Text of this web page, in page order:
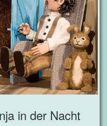
in der Nacht